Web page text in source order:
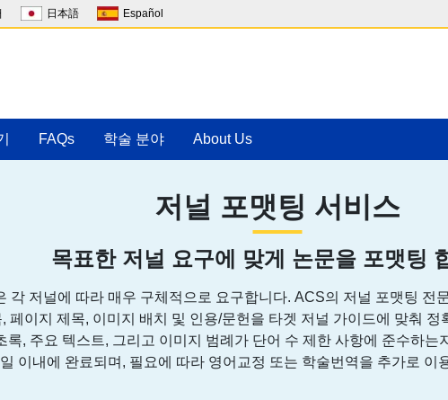
日本語 Español
FAQs 학술 분야 About Us
저널 포맷팅 서비스
목표한 저널 요구에 맞게 논문을 포맷팅
각 저널에 따라 매우 구체적으로 요구합니다. ACS의 저널 포맷팅 전
페이지 제목, 이미지 배치 및 인용/문헌을 타겟 저널 가이드에 맞춰 정
록, 주요 텍스트, 그리고 이미지 범례가 단어 수 제한 사항에 준수하는
이내에 완료되며, 필요에 따라 영어교정 또는 학술번역을 추가로 이